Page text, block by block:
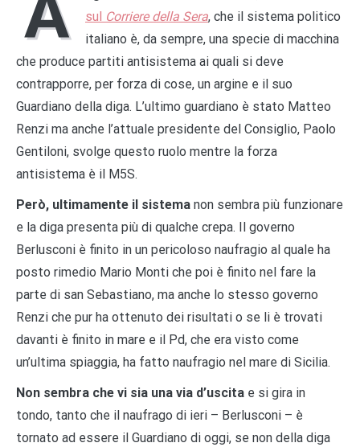
sul Corriere della Sera, che il sistema politico
italiano è, da sempre, una specie di macchina
che produce partiti antisistema ai quali si deve
contrapporre, per forza di cose, un argine e il suo
Guardiano della diga. L’ultimo guardiano è stato Matteo
Renzi ma anche l’attuale presidente del Consiglio, Paolo
Gentiloni, svolge questo ruolo mentre la forza
antisistema è il M5S.
Però, ultimamente il sistema non sembra più funzionare
e la diga presenta più di qualche crepa. Il governo
Berlusconi è finito in un pericoloso naufragio al quale ha
posto rimedio Mario Monti che poi è finito nel fare la
parte di san Sebastiano, ma anche lo stesso governo
Renzi che pur ha ottenuto dei risultati o se li è trovati
davanti è finito in mare e il Pd, che era visto come
un’ultima spiaggia, ha fatto naufragio nel mare di Sicilia.
Non sembra che vi sia una via d’uscita e si gira in
tondo, tanto che il naufrago di ieri – Berlusconi – è
tornato ad essere il Guardiano di oggi, se non della diga